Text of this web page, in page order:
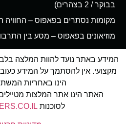
בבוקר / 2 בצהרים)
מקומות נסתרים בפאפוס –
מוזיאונים בפאפוס – מסע בין
המידע באתר נועד להוות המלצה בלבד
מקצועי. אין להסתמך על המידע
הינו באחריות
האתר הינו אתר המלצות
לסוכנות